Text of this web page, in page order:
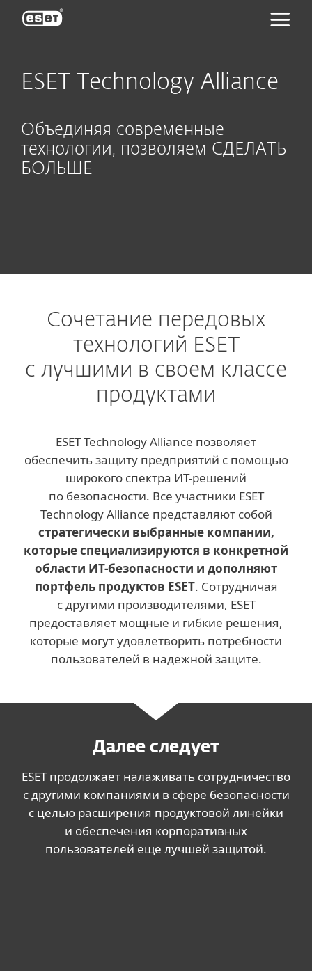
ESET Technology Alliance
Объединяя современные
технологии, позволяем СДЕЛАТЬ
БОЛЬШЕ
Сочетание передовых
технологий ESET
с лучшими в своем классе
продуктами
ESET Technology Alliance позволяет
обеспечить защиту предприятий с помощью
широкого спектра ИТ-решений
по безопасности. Все участники ESET
Technology Alliance представляют собой
стратегически выбранные компании,
которые специализируются в конкретной
области ИТ-безопасности и дополняют
портфель продуктов ESET. Сотрудничая
с другими производителями, ESET
предоставляет мощные и гибкие решения,
которые могут удовлетворить потребности
пользователей в надежной защите.
Далее следует
ESET продолжает налаживать сотрудничество
с другими компаниями в сфере безопасности
с целью расширения продуктовой линейки
и обеспечения корпоративных
пользователей еще лучшей защитой.
ESET